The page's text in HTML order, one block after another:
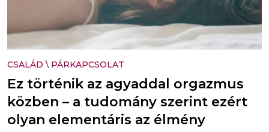
CSALÁD \ PÁRKAPCSOLAT
Ez történik az agyaddal orgazmus
közben – a tudomány szerint ezért
olyan elementáris az élmény